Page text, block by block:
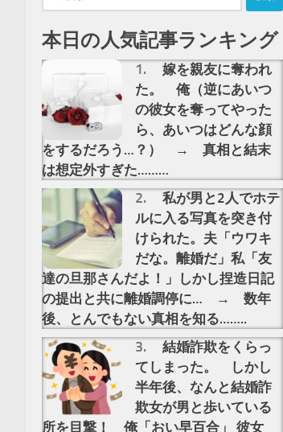
索:
本日の人気記事ランキング
嫁を親友に奪われ
た。 俺（逆にあいつ
の彼女を奪ってやった
ら、あいつはどんな顔
をするだろう…？） → 真相と結末
は想定外すぎた………
私が男と2人でホテ
ルに入る写真を突き付
けられた。夫「ウワキ
だな。離婚だ」私「友
達の旦那さんだよ！」しかし捏造日記
の提出と共に離婚調停に… → 数年
後、とんでもない真相を知る……..
結婚詐欺をくらっ
てしまった。 しかし
半年後、なんと結婚詐
欺女が男と歩いている
所を目撃！ 俺「おい早百合」 彼女